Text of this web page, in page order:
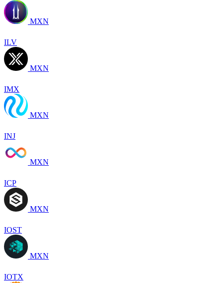
MXN
ILV
MXN
IMX
MXN
INJ
MXN
ICP
MXN
IOST
MXN
IOTX